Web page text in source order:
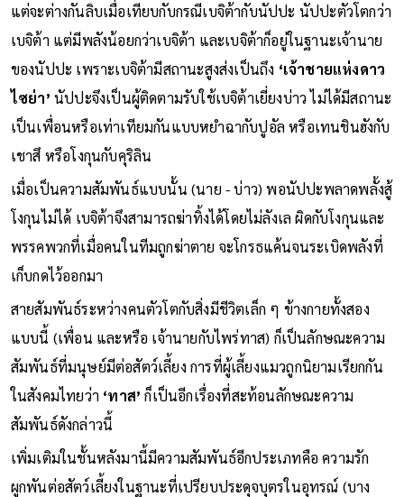
แต่จะต่างกันลิบเมื่อเทียบกับกรณีเบจิต้ากับนัปปะ นัปปะตัวโตกว่า
เบจิต้า แต่มีพลังน้อยกว่าเบจิต้า และเบจิต้าก็อยู่ในฐานะเจ้านาย
ของนัปปะ เพราะเบจิต้ามีสถานะสูงส่งเป็นถึง ‘เจ้าชายแห่งดาว
ไซย่า’นัปปะจึงเป็นผู้ติดตามรับใช้เบจิต้าเยี่ยงบ่าว ไม่ได้มีสถานะ
เป็นเพื่อนหรือเท่าเทียมกันแบบหยำฉากับปูอัล หรือเทนชินฮังกับ
เชาสึ หรือโงกุนกับคุริลิน
เมื่อเป็นความสัมพันธ์แบบนั้น (นาย - บ่าว) พอนัปปะพลาดพลั้งสู้
โงกุนไม่ได้ เบจิต้าจึงสามารถฆ่าทิ้งได้โดยไม่ลังเล ผิดกับโงกุนและ
พรรคพวกที่เมื่อคนในทีมถูกฆ่าตาย จะโกรธแค้นจนระเบิดพลังที่
เก็บกดไว้ออกมา
สายสัมพันธ์ระหว่างคนตัวโตกับสิ่งมีชีวิตเล็ก ๆ ข้างกายทั้งสอง
แบบนี้ (เพื่อน และหรือ เจ้านายกับไพร่ทาส) ก็เป็นลักษณะความ
สัมพันธ์ที่มนุษย์มีต่อสัตว์เลี้ยง การที่ผู้เลี้ยงแมวถูกนิยามเรียกกัน
ในสังคมไทยว่า ‘ทาส’ ก็เป็นอีกเรื่องที่สะท้อนลักษณะความ
สัมพันธ์ดังกล่าวนี้
เพิ่มเติมในชั้นหลังมานี้มีความสัมพันธ์อีกประเภทคือ ความรัก
ผูกพันต่อสัตว์เลี้ยงในฐานะที่เปรียบประดุจบุตรในอุทรณ์ (บาง